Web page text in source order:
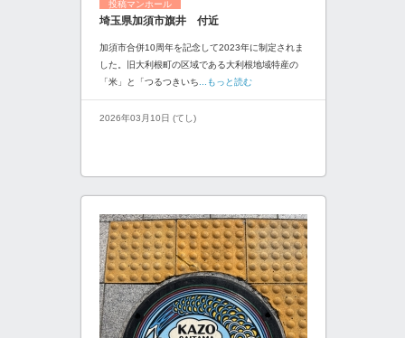
投稿マンホール
埼玉県加須市旗井 付近
加須市合併10周年を記念して2023年に制定されま
した。旧大利根町の区域である大利根地域特産の
「米」と「つるつきいち...もっと読む
2026年03月10日 (てし)